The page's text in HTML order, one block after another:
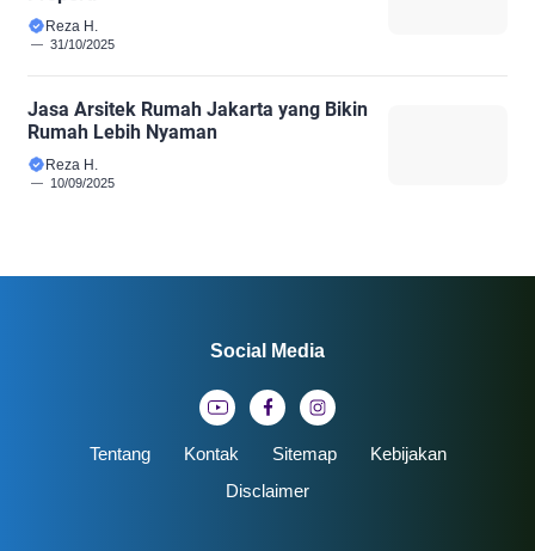
Reza H.
31/10/2025
Jasa Arsitek Rumah Jakarta yang Bikin
Rumah Lebih Nyaman
Reza H.
10/09/2025
Tentang Kontak Sitemap
Kebijakan
Disclaimer
Social Media